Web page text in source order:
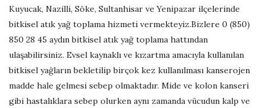
r
i
D
Kuyucak, Nazilli, Söke, Sultanhisar ve Yenipazar ilçelerinde
bitkisel atık yağ toplama hizmeti vermekteyiz.Bizlere 0 (850)
850 28 45 aydın bitkisel atık yağ toplama hattından
ulaşabilirsiniz. Evsel kaynaklı ve kızartma amacıyla kullanılan
bitkisel yağların bekletilip birçok kez kullanılması kanserojen
madde hale gelmesi sebep olmaktadır. Mide ve kolon kanseri
gibi hastalıklara sebep olurken aynı zamanda vücudun kalp ve